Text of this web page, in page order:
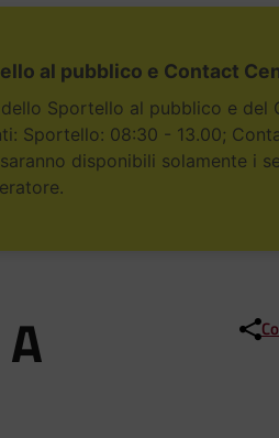
al pubblico e Contact
Sportello al pubblico e del
Sportello: 08:30 - 13.00;
disponibili solamente i